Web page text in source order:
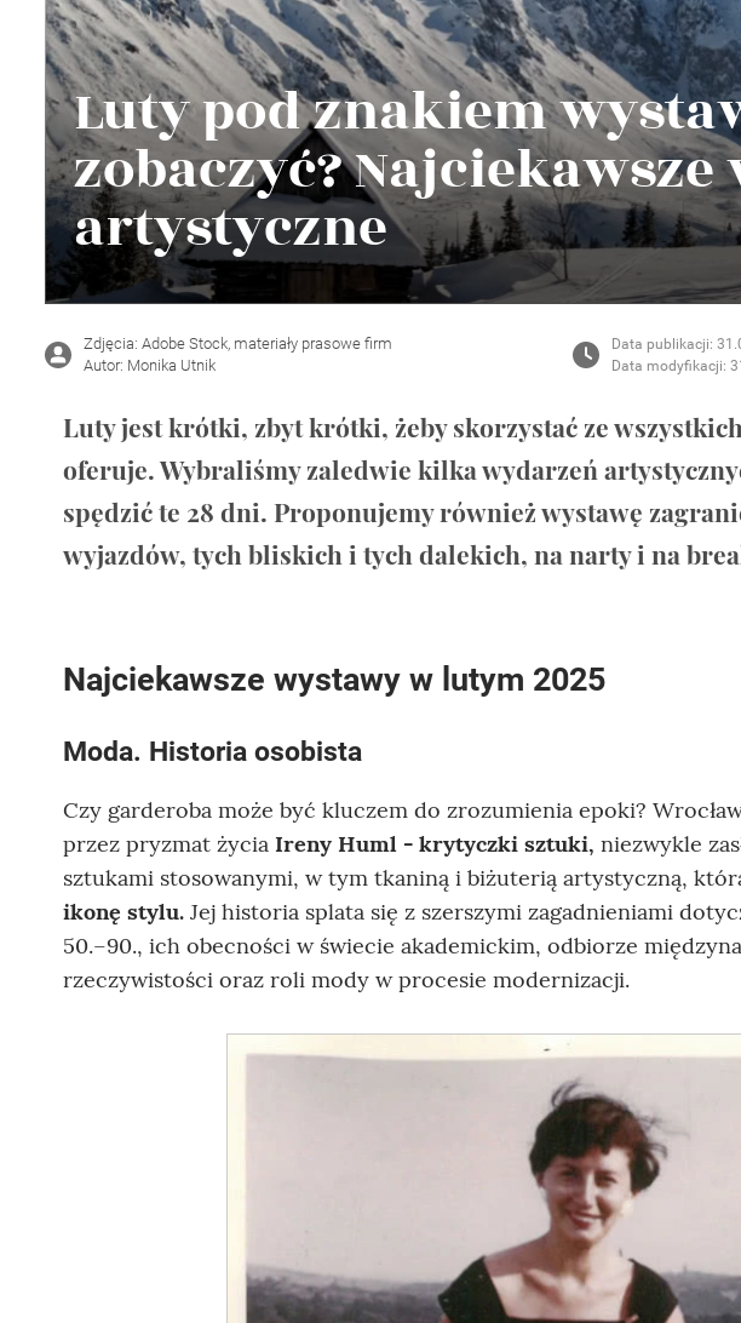
Wellnes
DIY
Luty pod znakiem
zobaczyć?
artystyczne
Zdjęcia: Adobe Stock, materiały prasowe firm
Autor: Monika Utnik
Data publikacji:
Data modyfikacji:
Luty jest krótki, zbyt krótki, żeby skorzystać ze
oferuje. Wybraliśmy zaledwie kilka wydarzeń
spędzić te 28 dni. Proponujemy również wystawę
wyjazdów, tych bliskich i tych dalekich, na narty i na
Najciekawsze wystawy w lutym 2025
Moda. Historia osobista
Czy garderoba może być kluczem do zrozumienia epoki?
przez pryzmat życia Ireny Huml - krytyczki sztuki, niezwykle
sztukami stosowanymi, w tym tkaniną i biżuterią artystyczną,
ikonę stylu. Jej historia splata się z szerszymi zagadnieniami
50.–90., ich obecności w świecie akademickim, odbiorze
rzeczywistości oraz roli mody w procesie modernizacji.